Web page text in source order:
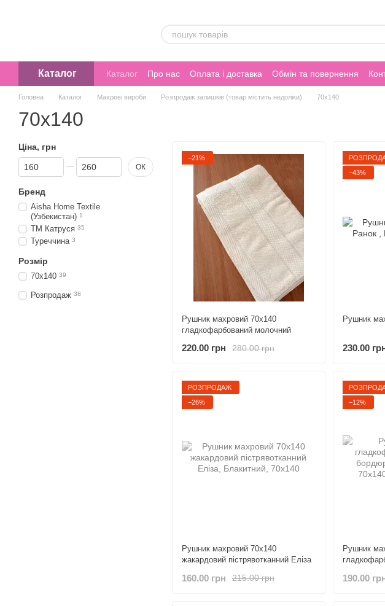
Каталог Каталог Про нас Оплата і доставка Обмін та повернення
Головна Каталог Махрові вироби Розпродаж залишків (товар містить недоліки) 70х140
70х140
−21%
Рушник махровий 70х140
гладкофарбований молочний
280.00 грн
220.00 грн
−43%
Рушник
230.00
РОЗПРОДАЖ
−26%
Рушник махровий 70х140
жакардовий пістрявотканний Еліза
215.00 грн
160.00 грн
−12%
Рушник
190.00
Ціна, грн
Від Ціна, грн
До Ціна, грн ОК
Бренд
Aisha Home Textile
(Узбекистан) 1
ТМ Катруся 35
Туреччина 3
Розмір
70х140 39
Розпродаж 38